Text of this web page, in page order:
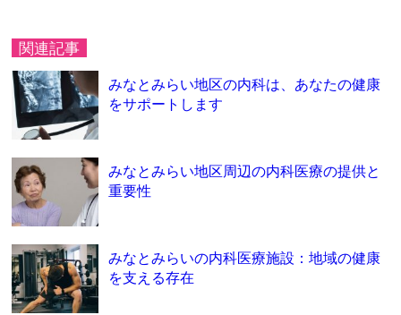
関連記事
みなとみらい地区の内科は、あなたの健康
をサポートします
みなとみらい地区周辺の内科医療の提供と
重要性
みなとみらいの内科医療施設：地域の健康
を支える存在